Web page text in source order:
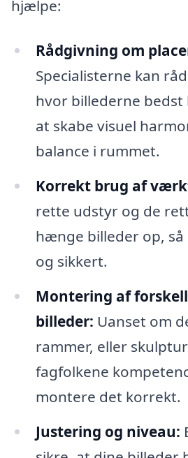
hjælpe:
Rådgivning om
Specialisterne kan
hvor billederne bedst
at skabe visuel
balance i rummet.
Korrekt brug af
rette udstyr og de
hænge billeder op,
og sikkert.
Montering af
billeder: Uanset om
rammer, eller
fagfolkene
montere det korrekt.
Justering og niveau: